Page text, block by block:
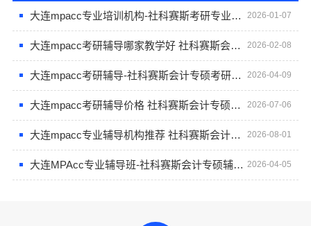
大连mpacc专业培训机构-社科赛斯考研专业辅导机构 2026-01-07
大连mpacc考研辅导哪家教学好 社科赛斯会计专硕考研助你冲击目标名校 2026-02-08
大连mpacc考研辅导-社科赛斯会计专硕考研全程规划 2026-04-09
大连mpacc考研辅导价格 社科赛斯会计专硕考研专注考研18年 2026-07-06
大连mpacc专业辅导机构推荐 社科赛斯会计专硕考研全程规划 2026-08-01
大连MPAcc专业辅导班-社科赛斯会计专硕辅导班重难点精准锁定 2026-04-05